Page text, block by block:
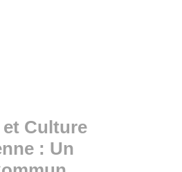
et Culture
: Un